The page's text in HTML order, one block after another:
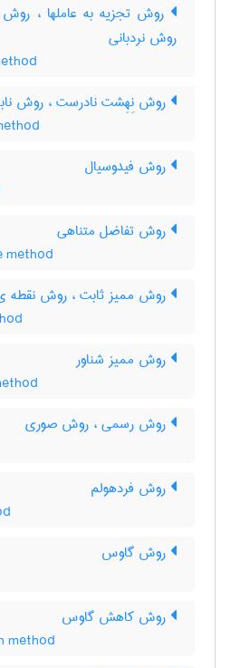
روش تجزیه به عاملها ،
روش نردبانی
روش نِهِشت نادرست ، روش
روش فیدوسیال
روش تفاضل متناهی
method
روش ممیز ثابت ، روش نقطه
روش ممیز شناور
روش رسمی ، روش صوری
روش فردهولم
روش گاوس
روش کاهش گاوس
method